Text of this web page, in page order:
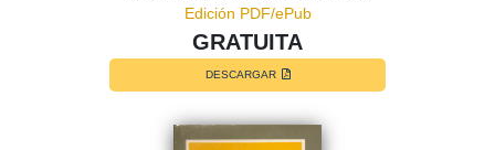
Edición PDF/ePub
GRATUITA
DESCARGAR